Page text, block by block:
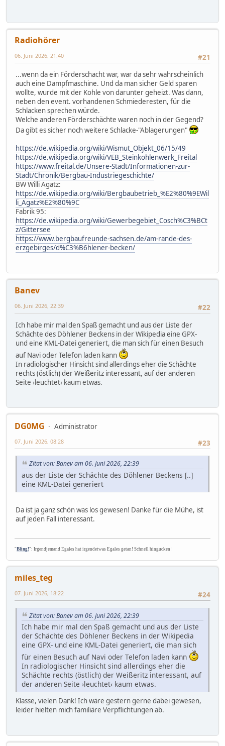
Radiohörer
#21
06. Juni 2026, 21:40
...wenn da ein Förderschacht war, war da sehr wahrscheinlich
auch eine Dampfmaschine. Und da man sicher Geld sparen
wollte, wurde mit der Kohle von darunter geheizt. Was dann,
neben den event. vorhandenen Schmiederesten, für die
Schlacken sprechen würde.
Welche anderen Förderschächte waren noch in der Gegend?
Da gibt es sicher noch weitere Schlacke-"Ablagerungen"
https://de.wikipedia.org/wiki/Wismut_Objekt_06/15/49
https://de.wikipedia.org/wiki/VEB_Steinkohlenwerk_Freital
https://www.freital.de/Unsere-Stadt/Informationen-zur-
Stadt/Chronik/Bergbau-Industriegeschichte/
BW Willi Agatz:
https://de.wikipedia.org/wiki/Bergbaubetrieb_%E2%80%9EWil
li_Agatz%E2%80%9C
Fabrik 95:
https://de.wikipedia.org/wiki/Gewerbegebiet_Cosch%C3%BCt
z/Gittersee
https://www.bergbaufreunde-sachsen.de/am-rande-des-
erzgebirges/d%C3%B6hlener-becken/
Banev
#22
06. Juni 2026, 22:39
Ich habe mir mal den Spaß gemacht und aus der Liste der
Schächte des Döhlener Beckens in der Wikipedia eine GPX-
und eine KML-Datei generiert, die man sich für einen Besuch
auf Navi oder Telefon laden kann
In radiologischer Hinsicht sind allerdings eher die Schächte
rechts (östlich) der Weißeritz interessant, auf der anderen
Seite ›leuchtet‹ kaum etwas.
DG0MG
Administrator
#23
07. Juni 2026, 08:28
Zitat von: Banev am 06. Juni 2026, 22:39
aus der Liste der Schächte des Döhlener Beckens [..]
eine KML-Datei generiert
Da ist ja ganz schön was los gewesen! Danke für die Mühe, ist
auf jeden Fall interessant.
"Bling!": Irgendjemand Egales hat irgendetwas Egales getan! Schnell hingucken!
miles_teg
#24
07. Juni 2026, 18:22
Zitat von: Banev am 06. Juni 2026, 22:39
Ich habe mir mal den Spaß gemacht und aus der Liste
der Schächte des Döhlener Beckens in der Wikipedia
eine GPX- und eine KML-Datei generiert, die man sich
für einen Besuch auf Navi oder Telefon laden kann
In radiologischer Hinsicht sind allerdings eher die
Schächte rechts (östlich) der Weißeritz interessant, auf
der anderen Seite ›leuchtet‹ kaum etwas.
Klasse, vielen Dank! Ich wäre gestern gerne dabei gewesen,
leider hielten mich familiäre Verpflichtungen ab.